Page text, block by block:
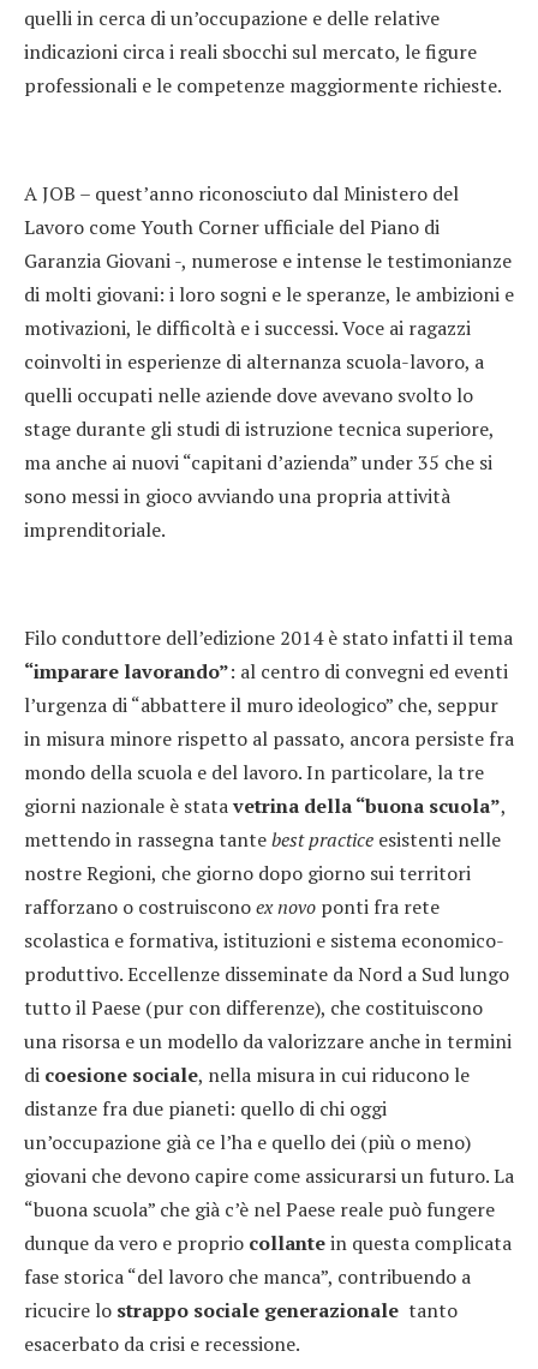
quelli in cerca di un’occupazione e delle relative
indicazioni circa i reali sbocchi sul mercato, le figure
professionali e le competenze maggiormente richieste.
A JOB – quest’anno riconosciuto dal Ministero del
Lavoro come Youth Corner ufficiale del Piano di
Garanzia Giovani -, numerose e intense le testimonianze
di molti giovani: i loro sogni e le speranze, le ambizioni e
motivazioni, le difficoltà e i successi. Voce ai ragazzi
coinvolti in esperienze di alternanza scuola-lavoro, a
quelli occupati nelle aziende dove avevano svolto lo
stage durante gli studi di istruzione tecnica superiore,
ma anche ai nuovi “capitani d’azienda” under 35 che si
sono messi in gioco avviando una propria attività
imprenditoriale.
Filo conduttore dell’edizione 2014 è stato infatti il tema
“imparare lavorando”: al centro di convegni ed eventi
l’urgenza di “abbattere il muro ideologico” che, seppur
in misura minore rispetto al passato, ancora persiste fra
mondo della scuola e del lavoro. In particolare, la tre
giorni nazionale è statavetrina della “buona scuola”,
mettendo in rassegna tantebest practice esistenti nelle
nostre Regioni, che giorno dopo giorno sui territori
rafforzano o costruisconoex novo ponti fra rete
scolastica e formativa, istituzioni e sistema economico-
produttivo. Eccellenze disseminate da Nord a Sud lungo
tutto il Paese (pur con differenze), che costituiscono
una risorsa e un modello da valorizzare anche in termini
di coesione sociale, nella misura in cui riducono le
distanze fra due pianeti: quello di chi oggi
un’occupazione già ce l’ha e quello dei (più o meno)
giovani che devono capire come assicurarsi un futuro. La
“buona scuola” che già c’è nel Paese reale può fungere
dunque da vero e proprio collantein questa complicata
fase storica “del lavoro che manca”, contribuendo a
ricucire lo strappo sociale generazionale tanto
esacerbato da crisi e recessione.